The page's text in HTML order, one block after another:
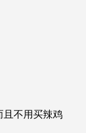
且不用买辣鸡